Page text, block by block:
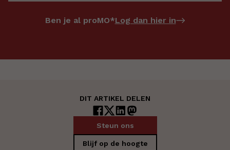
Ben je al proMO*Log dan hier in
DIT ARTIKEL DELEN
Steun ons
Blijf op de hoogte